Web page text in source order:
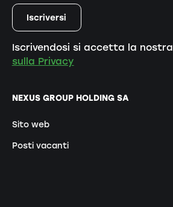
NEXUS GROUP HOLDING SA
Sito web
Posti vacanti
Iscrivendosi si accetta la nostra
sulla Privacy